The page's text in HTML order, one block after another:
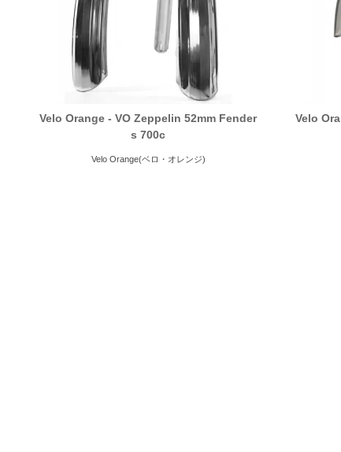
Velo Orange - VO Zeppelin 52mm Fender
s 700c
Velo Orange(ベロ・オレンジ)
Velo